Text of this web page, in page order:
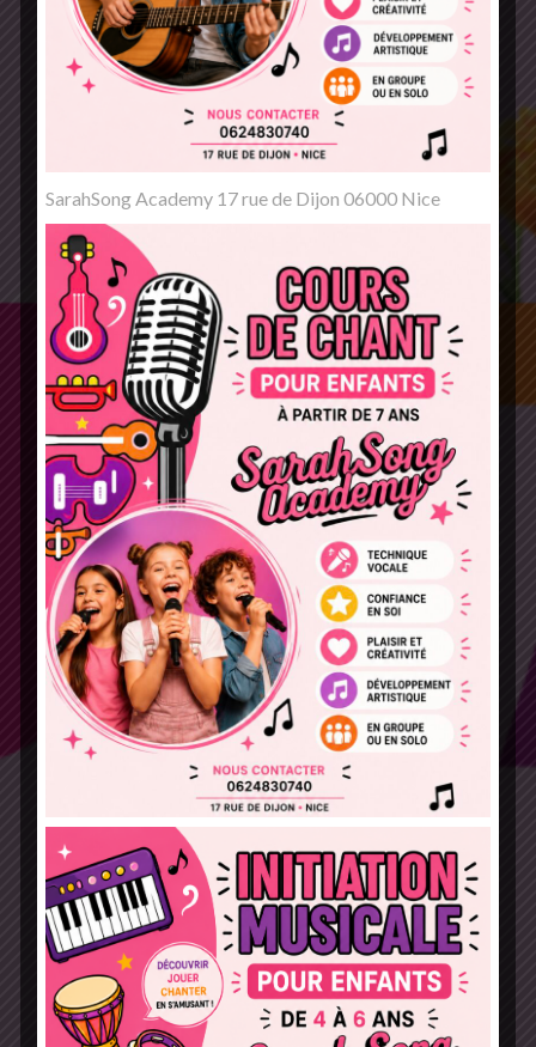
SarahSong Academy 17 rue de Dijon 06000 Nice